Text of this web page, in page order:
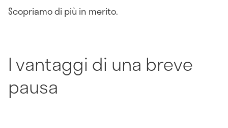
Scopriamo di più in merito.
I vantaggi di una breve
pausa